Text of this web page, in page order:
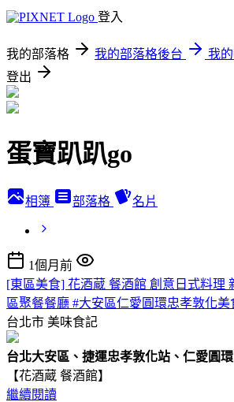
登入
我的部落格 我的部落格後台
我
登出
蛋寶趴趴go
相簿 部落格 名片
1個月前
[東區美食] 花酒蔵 餐酒館 創意日式料理
區聚餐餐廳 #大安區仁愛圓環忠孝敦化美
台北市 美味食記
台北大安區、捷運忠孝敦化站、仁愛圓
【花酒蔵 餐酒館】
繼續閱讀